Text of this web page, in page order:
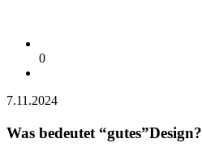
0
7.11.2024
Was bedeutet “gutes”Design?